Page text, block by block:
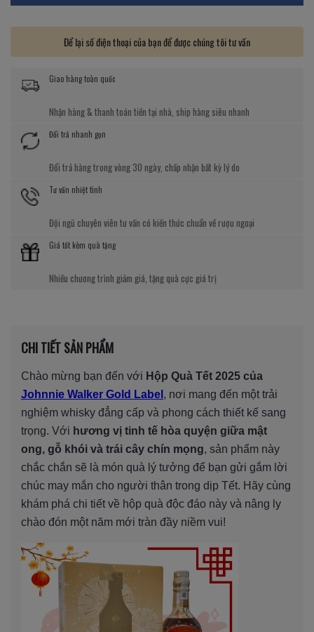
Để lại số điện thoại của bạn để được chúng tôi tư vấn
Giao hàng toàn quốc
Nhận hàng & thanh toán tiền tại nhà, ship hàng siêu nhanh
Đổi trả nhanh gọn
Đổi trả hàng trong vòng 30 ngày, chấp nhận bất kỳ lý do
Tư vấn nhiệt tình
Đội ngũ chuyên viên tư vấn có kiến thức chuẩn về rượu ngoại
Giá tốt kèm quà tặng
Nhiều chương trình giảm giá, tặng quà cực giá trị
CHI TIẾT SẢN PHẨM
Chào mừng bạn đến với Hộp Quà Tết 2025 của
Johnnie Walker Gold Label , nơi mang đến một trải
nghiệm whisky đẳng cấp và phong cách thiết kế sang
trọng. Với hương vị tinh tế hòa quyện giữa mật
ong, gỗ khói và trái cây chín mọng, sản phẩm này
chắc chắn sẽ là món quà lý tưởng để bạn gửi gắm lời
chúc may mắn cho người thân trong dịp Tết. Hãy cùng
khám phá chi tiết về hộp quà độc đáo này và nâng ly
chào đón một năm mới tràn đầy niềm vui!